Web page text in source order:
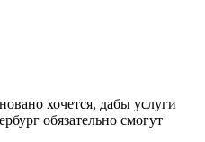
хочется, дабы услуги
обязательно смогут